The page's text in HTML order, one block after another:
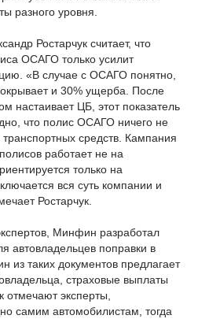
разного уровня.
Ростарчук считает, что
ОСАГО только усилит
«В случае с ОСАГО понятно,
и 30% ущерба. После
настаивает ЦБ, этот показатель
что полис ОСАГО ничего не
средств. Кампания
работает не на
только на
вся суть компании и
Ростарчук.
Минфин разработал
автовладельцев поправки в
из таких документов предлагает
страховые выплаты
эксперты,
самим автомобилистам, тогда